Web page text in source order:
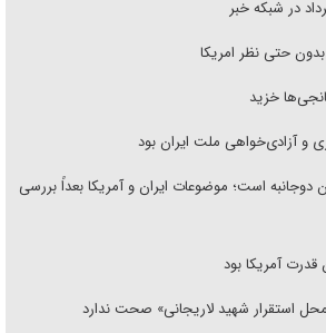
حتی نظر امریکا
خزید
و آزادی‌خواهی ملت ایران بود
دوجانبه است؛ موضوعات ایران و آمریکا بعداً بررسی
قدرت آمریکا بود
محل استقرار شهید لاریجانی» صحت ندارد